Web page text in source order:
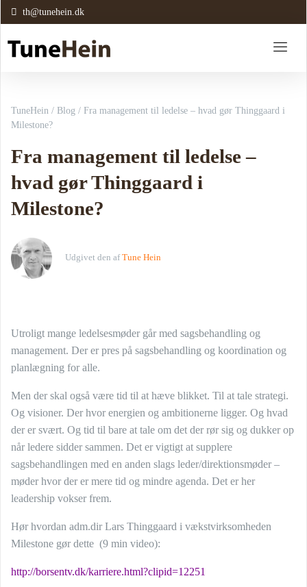
th@tunehein.dk
TuneHein / Blog / Fra management til ledelse – hvad gør Thinggaard i
Milestone?
Fra management til ledelse –
hvad gør Thinggaard i
Milestone?
Udgivet den af Tune Hein
Utroligt mange ledelsesmøder går med sagsbehandling og
management. Der er pres på sagsbehandling og koordination og
planlægning for alle.
Men der skal også være tid til at hæve blikket. Til at tale strategi.
Og visioner. Der hvor energien og ambitionerne ligger. Og hvad
der er svært. Og tid til bare at tale om det der rør sig og dukker op
når ledere sidder sammen. Det er vigtigt at supplere
sagsbehandlingen med en anden slags leder/direktionsmøder –
møder hvor der er mere tid og mindre agenda. Det er her
leadership vokser frem.
Hør hvordan adm.dir Lars Thinggaard i vækstvirksomheden
Milestone gør dette (9 min video):
http://borsentv.dk/karriere.html?clipid=12251